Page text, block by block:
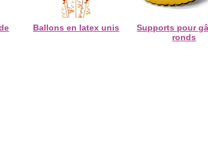
Ballons en latex unis
Supports pour
ronds